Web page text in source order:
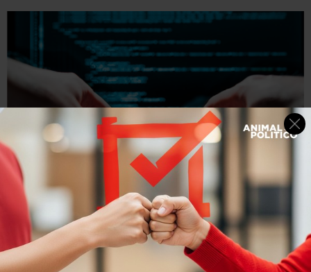
Getty Images
El software tiene en cuenta las zonas y horarios en que se
cometen los delitos para establecer estadísticas
actualizadas.